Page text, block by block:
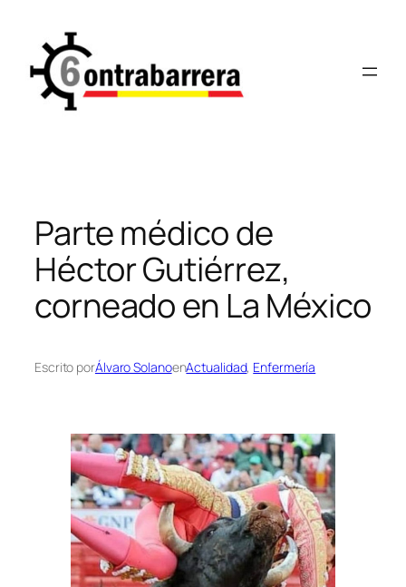
contenido
Parte médico de
Héctor Gutiérrez,
corneado en La México
Escrito porÁlvaro SolanoenActualidad, Enfermería